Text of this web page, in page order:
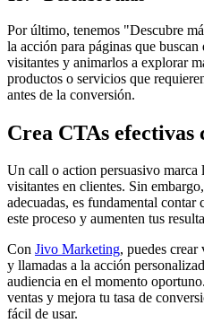
Por último, tenemos "Descubre
la acción para páginas que
visitantes y animarlos a explorar
productos o servicios que
antes de la conversión.
Crea CTAs
Un call o action persuasivo
visitantes en clientes. Sin
adecuadas, es fundamental
este proceso y aumenten tus
Con Jivo Marketing, puedes crear
y llamadas a la acción
audiencia en el momento
ventas y mejora tu tasa de
fácil de usar.